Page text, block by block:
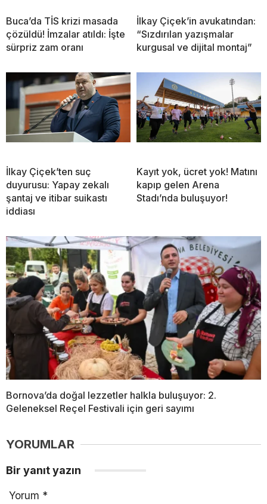
Buca’da TİS krizi masada
çözüldü! İmzalar atıldı: İşte
sürpriz zam oranı
İlkay Çiçek’in avukatından:
“Sızdırılan yazışmalar
kurgusal ve dijital montaj”
İlkay Çiçek’ten suç
duyurusu: Yapay zekalı
şantaj ve itibar suikastı
iddiası
Kayıt yok, ücret yok! Matını
kapıp gelen Arena
Stadı’nda buluşuyor!
Bornova’da doğal lezzetler halkla buluşuyor: 2.
Geleneksel Reçel Festivali için geri sayımı
YORUMLAR
Bir yanıt yazın
Yorum *